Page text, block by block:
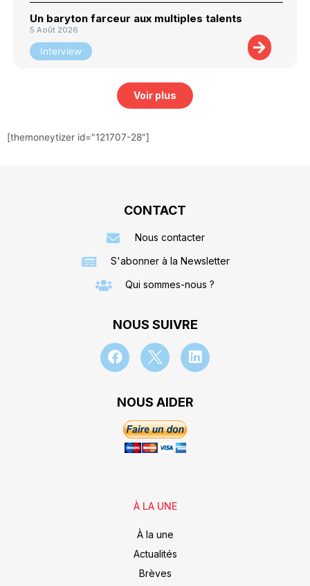
Un baryton farceur aux multiples talents
5 Août 2026
Interview
Voir plus
[themoneytizer id="121707-28"]
CONTACT
Nous contacter
S'abonner à la Newsletter
Qui sommes-nous ?
NOUS SUIVRE
NOUS AIDER
À LA UNE
À la une
Actualités
Brèves